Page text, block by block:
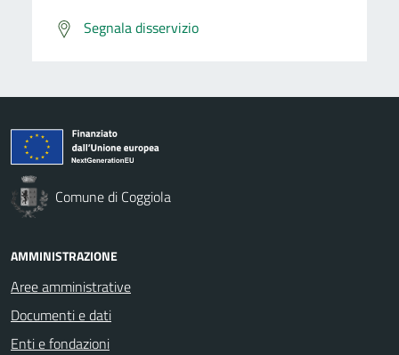
Segnala disservizio
Comune di Coggiola
AMMINISTRAZIONE
Aree amministrative
Documenti e dati
Enti e fondazioni